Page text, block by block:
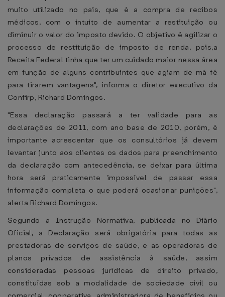
muito utilizado no país, que é a compra de recibos
médicos, com o intuito de aumentar a restituição ou
diminuir o valor do imposto devido. O objetivo é agilizar o
processo de restituição de imposto de renda, pois,a
Receita Federal tinha que ter um cuidado maior nessa área
em função de alguns contribuintes que agiam de má fé
para tirarem vantagens", informa o diretor executivo da
Confirp, Richard Domingos.
"Essa declaração passará a ter validade para as
declarações de 2011, com ano base de 2010, porém, é
importante acrescentar que os consultórios já devem
levantar junto aos clientes os dados para preenchimento
da declaração com antecedência, se deixar para última
hora será praticamente impossível de passar essa
informação completa o que poderá ocasionar punições",
alerta Richard Domingos.
Segundo a Instrução Normativa, publicada no Diário
Oficial, a Declaração será obrigatória para todas as
prestadoras de serviços de saúde, e as operadoras de
planos privados de assistência à saúde, assim
consideradas pessoas jurídicas de direito privado,
constituídas sob a modalidade de sociedade civil ou